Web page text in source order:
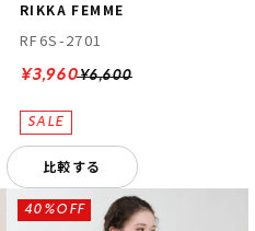
RIKKA FEMME
RF6S-2701
¥6,600
¥3,960
比較する
40%OFF